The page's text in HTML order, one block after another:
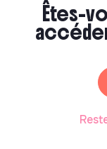
Tu souhaites te
commencer ?
sélection de
écologique et
Êtes-